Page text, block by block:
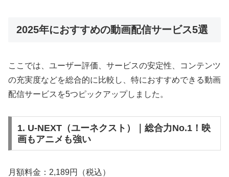
2025年におすすめの動画配信サービス5選
ここでは、ユーザー評価、サービスの安定性、コンテンツ
の充実度などを総合的に比較し、特におすすめできる動画
配信サービスを5つピックアップしました。
1. U-NEXT（ユーネクスト）｜総合力No.1！映
画もアニメも強い
月額料金：2,189円（税込）